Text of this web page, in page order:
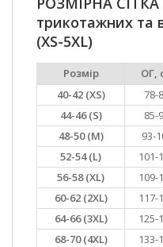
трикотажних та
(XS-5XL)
Розмір ОГ,
40-42 (XS)
78-
44-46 (S)
85-
48-50 (M)
93-
52-54 (L)
101-
56-58 (XL)
109-
60-62 (2XL)
117-
64-66 (3XL)
125-
68-70 (4XL)
133-